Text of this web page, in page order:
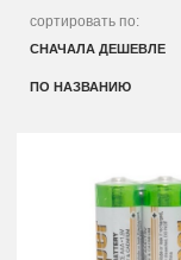
сортировать по:
СНАЧАЛА ДЕШЕВЛЕ
ПО НАЗВАНИЮ